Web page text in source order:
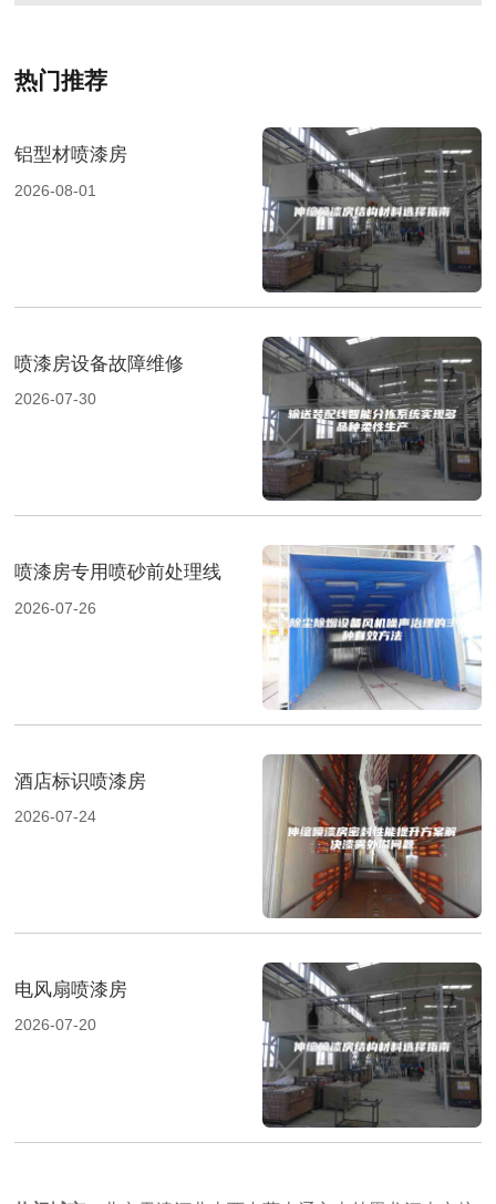
热门推荐
铝型材喷漆房
2026-08-01
喷漆房设备故障维修
2026-07-30
喷漆房专用喷砂前处理线
2026-07-26
酒店标识喷漆房
2026-07-24
电风扇喷漆房
2026-07-20